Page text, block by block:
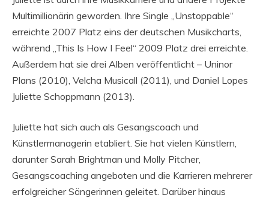
Multimillionärin geworden. Ihre Single „Unstoppable“
erreichte 2007 Platz eins der deutschen Musikcharts,
während „This Is How I Feel“ 2009 Platz drei erreichte.
Außerdem hat sie drei Alben veröffentlicht – Uninor
Plans (2010), Velcha Musicall (2011), und Daniel Lopes
Juliette Schoppmann (2013).
Juliette hat sich auch als Gesangscoach und
Künstlermanagerin etabliert. Sie hat vielen Künstlern,
darunter Sarah Brightman und Molly Pitcher,
Gesangscoaching angeboten und die Karrieren mehrerer
erfolgreicher Sängerinnen geleitet. Darüber hinaus